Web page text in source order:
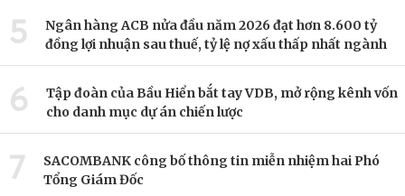
5
Ngân hàng ACB nửa đầu năm 2026 đạt hơn 8.600 tỷ
đồng lợi nhuận sau thuế, tỷ lệ nợ xấu thấp nhất ngành
6
Tập đoàn của Bầu Hiển bắt tay VDB, mở rộng kênh vốn
cho danh mục dự án chiến lược
7
SACOMBANK công bố thông tin miễn nhiệm hai Phó
Tổng Giám Đốc